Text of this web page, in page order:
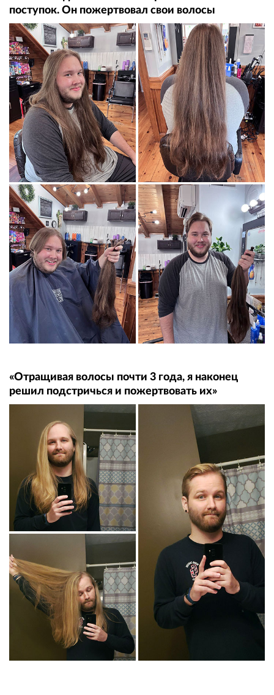
поступок. Он пожертвовал свои волосы
«Отращивая волосы почти 3 года, я наконец
решил подстричься и пожертвовать их»